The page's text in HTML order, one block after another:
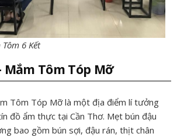
6 Kết
Mắm Tôm Tóp Mỡ
Tôm Tóp Mỡ là một địa điểm lí tưởng
đồ ẩm thực tại Cần Thơ. Mẹt bún đậu
bao gồm bún sợi, đậu rán, thịt chân